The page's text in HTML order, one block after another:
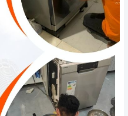
Đội ngũ tư vấn viên,
nghiệp, tận tâm sẽ đồng
trình mua sắm và sử dụng